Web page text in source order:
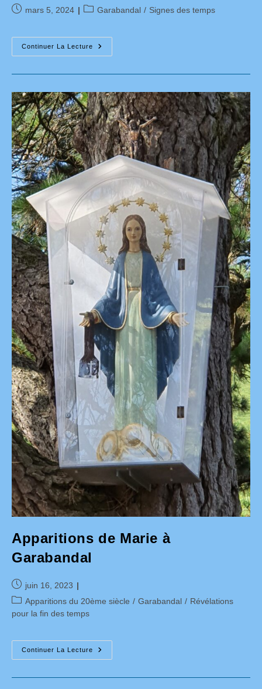
Publication
mars 5, 2024
PostGarabandal / Signes des temps
Continuer La Lecture
Interview
Avec
À
La
Lumière
Des
Prophéties
De
La
Vierge
Marie
À
Garabandal
Apparitions de Marie à
Garabandal
Publication
publiée :
juin 16, 2023
Post
category:
Apparitions du 20ème siècle / Garabandal / Révélations
pour la fin des temps
Continuer La Lecture
Apparitions
De